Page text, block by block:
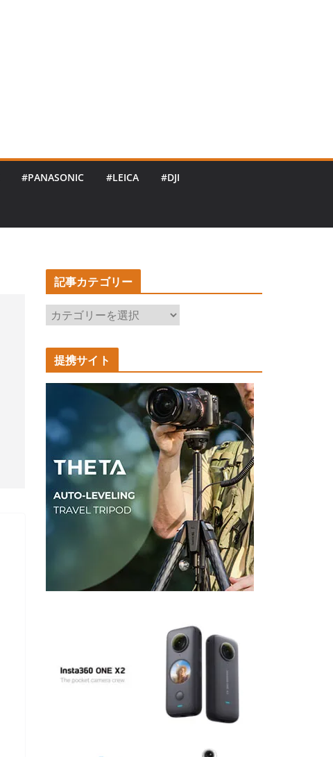
#PANASONIC #LEICA #DJI
記事カテゴリー
記
事
カ
テ
ゴ
ー
提携サイト